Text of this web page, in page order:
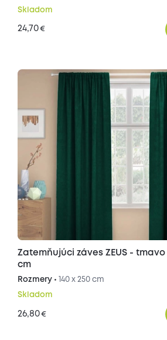
Skladom
24,70€
Zatemňujúci záves ZEUS - tmavo
cm
Rozmery • 140 x 250 cm
Skladom
26,80€